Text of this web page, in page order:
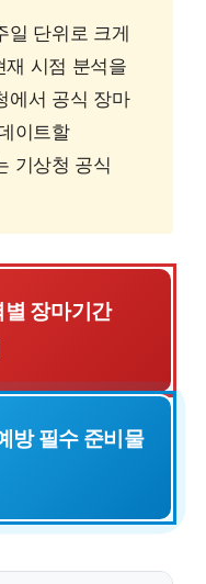
일 단위로 크게
재 시점 분석을
에서 공식 장마
이트할
기상청 공식
장마기간
방 필수 준비물